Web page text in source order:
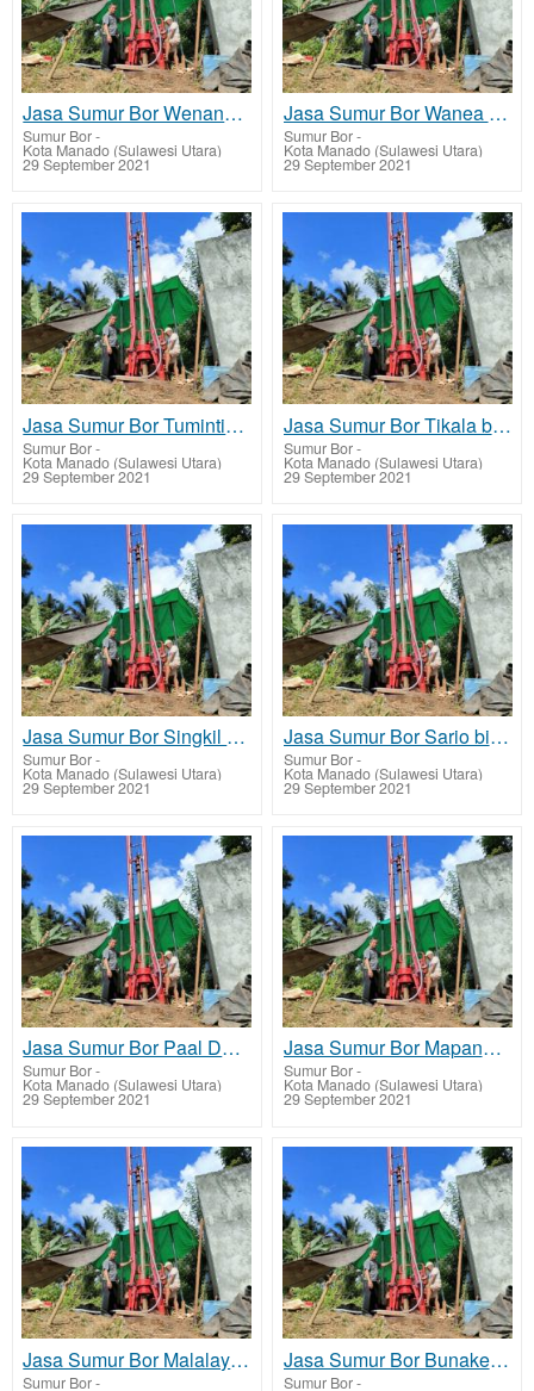
Jasa Sumur Bor Wenang biaya murah
Sumur Bor-
Kota Manado (Sulawesi Utara)
29 September 2021
Jasa Sumur Bor Wanea biaya murah
Sumur Bor-
Kota Manado (Sulawesi Utara)
29 September 2021
Jasa Sumur Bor Tuminting biaya murah
Sumur Bor-
Kota Manado (Sulawesi Utara)
29 September 2021
Jasa Sumur Bor Tikala biaya murah
Sumur Bor-
Kota Manado (Sulawesi Utara)
29 September 2021
Jasa Sumur Bor Singkil biaya murah
Sumur Bor-
Kota Manado (Sulawesi Utara)
29 September 2021
Jasa Sumur Bor Sario biaya murah
Sumur Bor-
Kota Manado (Sulawesi Utara)
29 September 2021
Jasa Sumur Bor Paal Dua biaya murah
Sumur Bor-
Kota Manado (Sulawesi Utara)
29 September 2021
Jasa Sumur Bor Mapanget biaya murah
Sumur Bor-
Kota Manado (Sulawesi Utara)
29 September 2021
Jasa Sumur Bor Malalayang biaya murah
Sumur Bor-
Jasa Sumur Bor Bunaken Kepulauan biaya murah
Sumur Bor-